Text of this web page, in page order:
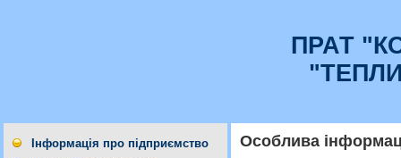
ПРАТ
Інформація про підприємство
Особлива